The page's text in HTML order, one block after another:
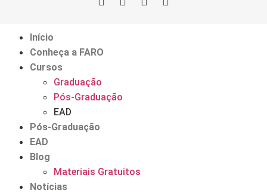
Início
Conheça a FARO
Cursos
Graduação
Pós-Graduação
EAD
Pós-Graduação
EAD
Blog
Materiais Gratuitos
Notícias